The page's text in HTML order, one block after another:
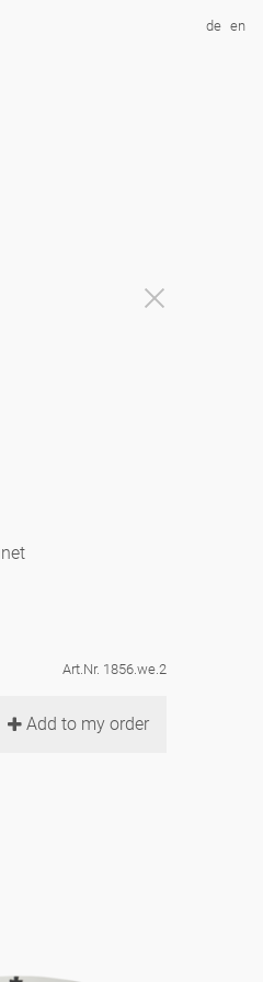
de en
Art.Nr. 1856.we.2
Add to my order